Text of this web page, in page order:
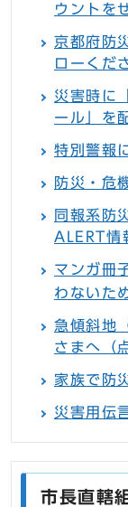
ウントを
京都府防
ローくだ
災害時に
ール」を
特別警報
防災・危
同報系防
ALERT情
マンガ冊
わないた
急傾斜地
さまへ（
家族で防
災害用伝
市長直轄